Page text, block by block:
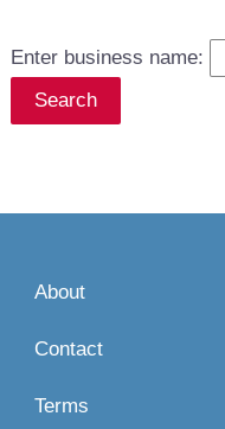
Enter business name:
About
Contact
Terms